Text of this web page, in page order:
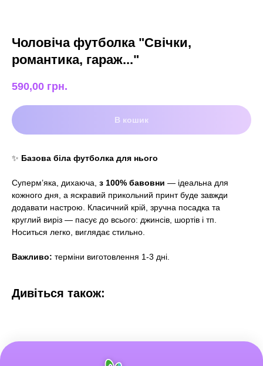
Чоловіча футболка "Свічки,
романтика, гараж..."
590,00 грн.
В кошик
✨ Базова біла футболка для нього
Суперм’яка, дихаюча, з 100% бавовни — ідеальна для
кожного дня, а яскравий прикольний принт буде завжди
додавати настрою. Класичний крій, зручна посадка та
круглий виріз — пасує до всього: джинсів, шортів і тп.
Носиться легко, виглядає стильно.
Важливо: терміни виготовлення 1-3 дні.
Дивіться також: